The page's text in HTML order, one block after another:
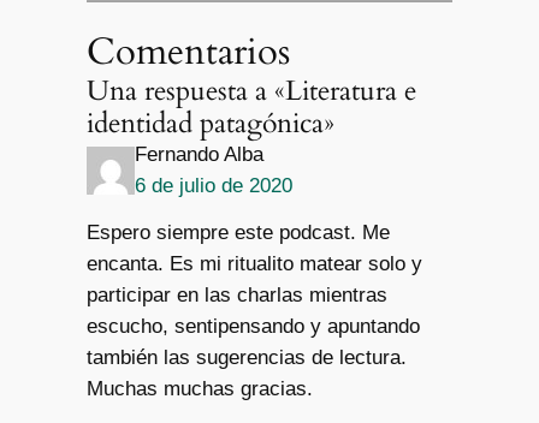
Comentarios
Una respuesta a «Literatura e
identidad patagónica»
Fernando Alba
6 de julio de 2020
Espero siempre este podcast. Me
encanta. Es mi ritualito matear solo y
participar en las charlas mientras
escucho, sentipensando y apuntando
también las sugerencias de lectura.
Muchas muchas gracias.